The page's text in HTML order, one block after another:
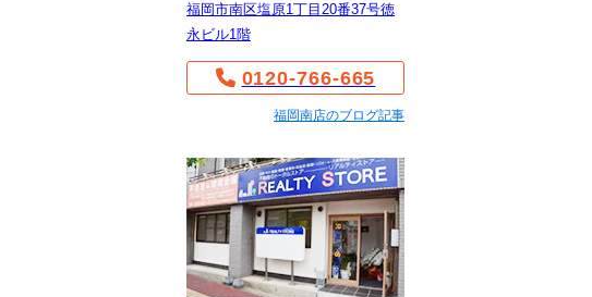
福岡市南区塩原1丁目20番37号徳
永ビル1階
0120-766-665
福岡南店のブログ記事